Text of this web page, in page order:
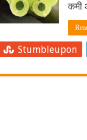
कमी
Stumbleupon